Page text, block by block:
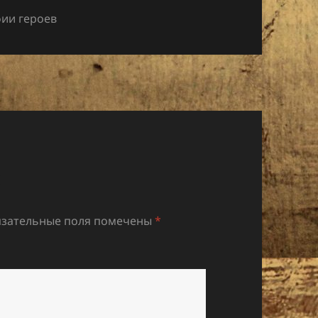
героев
поля помечены*